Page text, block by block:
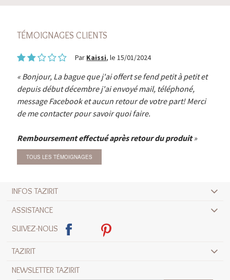
TÉMOIGNAGES CLIENTS
Par Kaissi, le 15/01/2024
Bonjour, La bague que j'ai offert se fend petit à petit et
depuis début décembre j'ai envoyé mail, téléphoné,
message Facebook et aucun retour de votre part! Merci
de me contacter pour savoir quoi faire.
Remboursement effectué après retour du produit
TOUS LES TÉMOIGNAGES
INFOS TAZIRIT
ASSISTANCE
SUIVEZ-NOUS
TAZIRIT
NEWSLETTER TAZIRIT